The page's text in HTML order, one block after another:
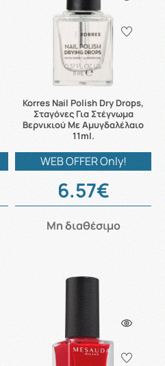
Korres Nail Polish Dry Drops,
Σταγόνες Για Στέγνωμα
Βερνικιού Με Αμυγδαλέλαιο
11ml.
WEB OFFER Only!
6.57€
Μη διαθέσιμο